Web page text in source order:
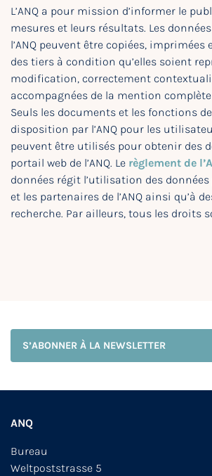
L’ANQ a pour mission d’informer le
mesures et leurs résultats. Les
l’ANQ peuvent être copiées, imprimées
des tiers à condition qu’elles soient
modification, correctement
accompagnées de la mention
Seuls les documents et les fonctions
disposition par l’ANQ pour les
peuvent être utilisés pour obtenir des
portail web de l’ANQ. Le règlement de
données régit l’utilisation des
et les partenaires de l’ANQ ainsi qu’à
recherche. Par ailleurs, tous les droits
S’ABONNER À LA NEWSLETTER
ANQ
Bureau
Weltpoststrasse 5